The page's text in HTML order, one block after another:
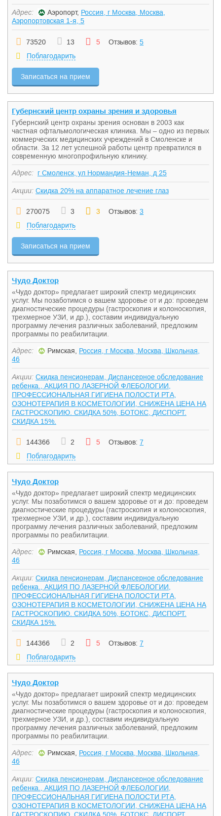
Адрес: Аэропорт, Россия, г Москва, Москва,
Аэропортовская 1-я, 5
73520 13 5 Отзывов: 5
Поблагодарить
Записаться на прием
Губернский центр охраны зрения и здоровья
Губернский центр охраны зрения основан в 2003 как
частная офтальмологическая клиника. Мы – одно из первых
коммерческих медицинских учреждений в Смоленске и
области. За 12 лет успешной работы центр превратился в
современную многопрофильную клинику.
Адрес: г Смоленск, ул Нормандия-Неман, д 25
Акции: Скидка 20% на аппаратное лечение глаз
270075 3 3 Отзывов: 3
Поблагодарить
Записаться на прием
Чудо Доктор
«Чудо доктор» предлагает широкий спектр медицинских
услуг. Мы позаботимся о вашем здоровье от и до: проведем
диагностические процедуры (гастроскопия и колоноскопия,
трехмерное УЗИ, и др.), составим индивидуальную
программу лечения различных заболеваний, предложим
программы по реабилитации.
Адрес: Римская, Россия, г Москва, Москва, Школьная,
46
Акции: Скидка пенсионерам, Диспансерное обследование
ребенка., АКЦИЯ ПО ЛАЗЕРНОЙ ФЛЕБОЛОГИИ,
ПРОФЕССИОНАЛЬНАЯ ГИГИЕНА ПОЛОСТИ РТА,
ОЗОНОТЕРАПИЯ В КОСМЕТОЛОГИИ, СНИЖЕНА ЦЕНА НА
ГАСТРОСКОПИЮ. СКИДКА 50%, БОТОКС, ДИСПОРТ.
СКИДКА 15%.
144366 2 5 Отзывов: 7
Поблагодарить
Чудо Доктор
«Чудо доктор» предлагает широкий спектр медицинских
услуг. Мы позаботимся о вашем здоровье от и до: проведем
диагностические процедуры (гастроскопия и колоноскопия,
трехмерное УЗИ, и др.), составим индивидуальную
программу лечения различных заболеваний, предложим
программы по реабилитации.
Адрес: Римская, Россия, г Москва, Москва, Школьная,
46
Акции: Скидка пенсионерам, Диспансерное обследование
ребенка., АКЦИЯ ПО ЛАЗЕРНОЙ ФЛЕБОЛОГИИ,
ПРОФЕССИОНАЛЬНАЯ ГИГИЕНА ПОЛОСТИ РТА,
ОЗОНОТЕРАПИЯ В КОСМЕТОЛОГИИ, СНИЖЕНА ЦЕНА НА
ГАСТРОСКОПИЮ. СКИДКА 50%, БОТОКС, ДИСПОРТ.
СКИДКА 15%.
144366 2 5 Отзывов: 7
Поблагодарить
Чудо Доктор
«Чудо доктор» предлагает широкий спектр медицинских
услуг. Мы позаботимся о вашем здоровье от и до: проведем
диагностические процедуры (гастроскопия и колоноскопия,
трехмерное УЗИ, и др.), составим индивидуальную
программу лечения различных заболеваний, предложим
программы по реабилитации.
Адрес: Римская, Россия, г Москва, Москва, Школьная,
46
Акции: Скидка пенсионерам, Диспансерное обследование
ребенка., АКЦИЯ ПО ЛАЗЕРНОЙ ФЛЕБОЛОГИИ,
ПРОФЕССИОНАЛЬНАЯ ГИГИЕНА ПОЛОСТИ РТА,
ОЗОНОТЕРАПИЯ В КОСМЕТОЛОГИИ, СНИЖЕНА ЦЕНА НА